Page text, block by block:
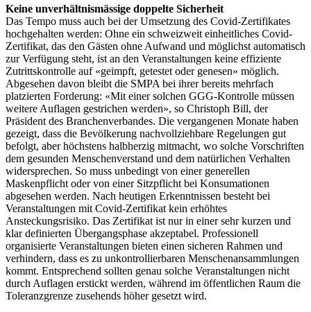
Keine unverhältnismässige doppelte Sicherheit
Das Tempo muss auch bei der Umsetzung des Covid-Zertifikates
hochgehalten werden: Ohne ein schweizweit einheitliches Covid-
Zertifikat, das den Gästen ohne Aufwand und möglichst automatisch
zur Verfügung steht, ist an den Veranstaltungen keine effiziente
Zutrittskontrolle auf «geimpft, getestet oder genesen» möglich.
Abgesehen davon bleibt die SMPA bei ihrer bereits mehrfach
platzierten Forderung: «Mit einer solchen GGG-Kontrolle müssen
weitere Auflagen gestrichen werden», so Christoph Bill, der
Präsident des Branchenverbandes. Die vergangenen Monate haben
gezeigt, dass die Bevölkerung nachvollziehbare Regelungen gut
befolgt, aber höchstens halbherzig mitmacht, wo solche Vorschriften
dem gesunden Menschenverstand und dem natürlichen Verhalten
widersprechen. So muss unbedingt von einer generellen
Maskenpflicht oder von einer Sitzpflicht bei Konsumationen
abgesehen werden. Nach heutigen Erkenntnissen besteht bei
Veranstaltungen mit Covid-Zertifikat kein erhöhtes
Ansteckungsrisiko. Das Zertifikat ist nur in einer sehr kurzen und
klar definierten Übergangsphase akzeptabel. Professionell
organisierte Veranstaltungen bieten einen sicheren Rahmen und
verhindern, dass es zu unkontrollierbaren Menschenansammlungen
kommt. Entsprechend sollten genau solche Veranstaltungen nicht
durch Auflagen erstickt werden, während im öffentlichen Raum die
Toleranzgrenze zusehends höher gesetzt wird.